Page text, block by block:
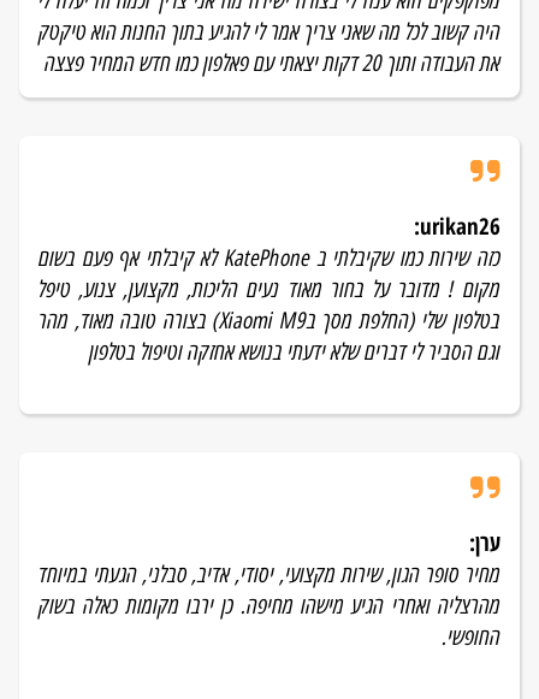
היה קשוב לכל מה שאני צריך אמר לי להגיע בתוך החנות הוא טיקטק
את העבודה ותוך 20 דקות יצאתי עם פאלפון כמו חדש המחיר פצצה
urikan26
:
כזה שירות כמו שקיבלתי ב KatePhone לא קיבלתי אף פעם בשום
מקום ! מדובר על בחור מאוד נעים הליכות, מקצוען, צנוע, טיפל
בטלפון שלי (החלפת מסך בXiaomi M9) בצורה טובה מאוד, מהר
וגם הסביר לי דברים שלא ידעתי בנושא אחזקה וטיפול בטלפון
ערן:
מחיר סופר הגון, שירות מקצועי, יסודי, אדיב, סבלני, הגעתי במיוחד
מהרצליה ואחרי הגיע מישהו מחיפה. כן ירבו מקומות כאלה בשוק
החופשי.